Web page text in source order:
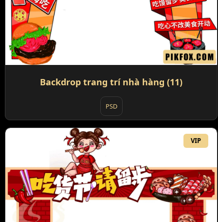
Backdrop trang trí nhà hàng (11)
PSD
VIP